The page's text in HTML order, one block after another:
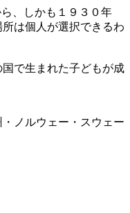
、しかも１９３０年
は個人が選択できるわ
で生まれた子どもが成
ノルウェー・スウェー